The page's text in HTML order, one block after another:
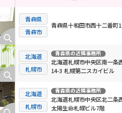
青森県
青森市
青森県十和田市西十二番町
北海道
札幌市
青森県の近隣事務所
北海道札幌市中央区南一条
14-3 札幌第二スカイビル
北海道
札幌市
青森県の近隣事務所
北海道札幌市中央区北二条
太陽生命札幌ビル7階